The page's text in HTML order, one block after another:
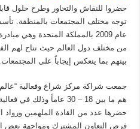
حضروا للنقاش والتحاور وطرح حلول
توجه مختلف المجتمعات بالمنطقة.
عام 2009 بالمملكة المتحدة وهي
من مختلف دول العالم حيث تتاح لهم
بينهم بما ينعكس إيجاباً على المجتمعات.
جمعت شراكة مركز شراع وفعالية
هم ما بين 18 – 30 عاماً
حضرها عدد من القادة الملهمين ورواد
فرص التعاون المشترك ومواجهة بعض